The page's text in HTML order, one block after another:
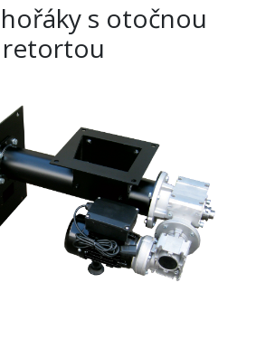
s otočnou
retortou